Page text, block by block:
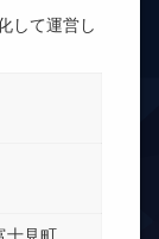
して運営し